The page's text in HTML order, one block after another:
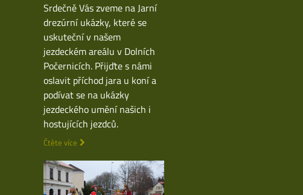
Srdečně Vás zveme na Jarní
drezúrní ukázky, které se
uskuteční v našem
jezdeckém areálu v Dolních
Počernicích. Přijďte s námi
oslavit příchod jara u koní a
podívat se na ukázky
jezdeckého umění našich i
hostujících jezdců.
Čtěte více